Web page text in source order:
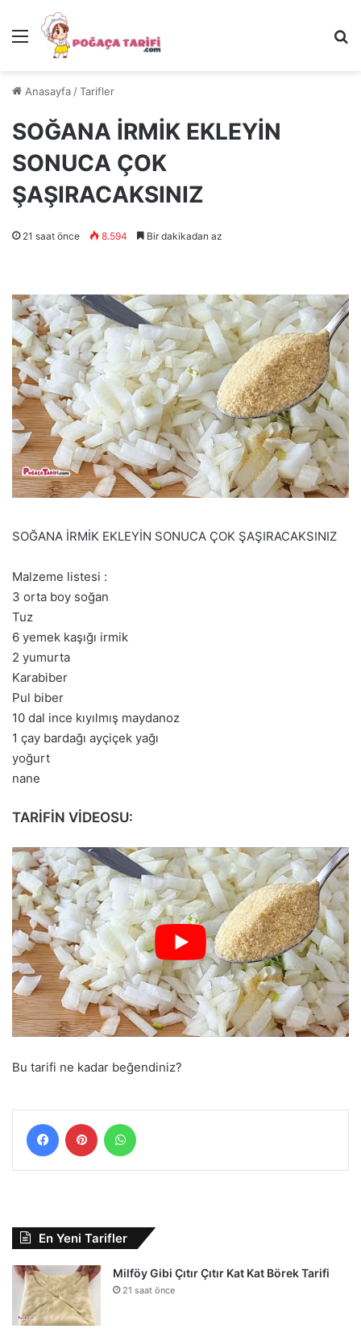
Menü
Anasayfa /Tarifler
SOĞANA İRMİK EKLEYİN
SONUCA ÇOK
ŞAŞIRACAKSINIZ
21 saat önce 8.594 Bir dakikadan az
SOĞANA İRMİK EKLEYİN SONUCA ÇOK ŞAŞIRACAKSINIZ
Malzeme listesi :
3 orta boy soğan
Tuz
6 yemek kaşığı irmik
2 yumurta
Karabiber
Pul biber
10 dal ince kıyılmış maydanoz
1 çay bardağı ayçiçek yağı
yoğurt
nane
TARİFİN VİDEOSU:
Bu tarifi ne kadar beğendiniz?
FacebookPinterest
En Yeni Tarifler
Milföy Gibi Çıtır Çıtır Kat Kat Börek Tarifi
21 saat önce